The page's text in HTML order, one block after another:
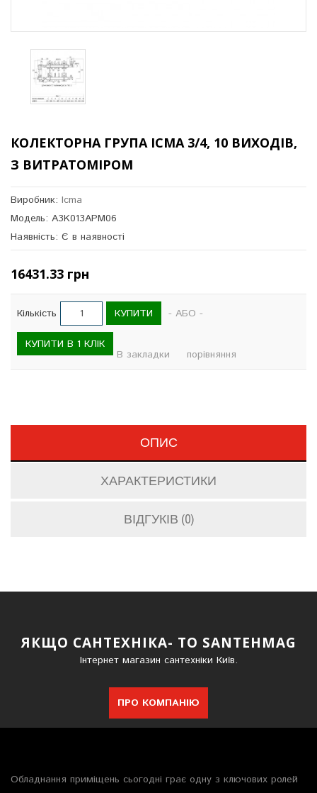
КОЛЕКТОРНА ГРУПА ICMA 3/4, 10 ВИХОДІВ,
З ВИТРАТОМІРОМ
Виробник: Icma
Модель: A3K013APM06
Наявність: Є в наявності
16431.33 грн
Кількість КУПИТИ - АБО -
КУПИТИ В 1 КЛІК
В закладки порівняння
ОПИС
ХАРАКТЕРИСТИКИ
ВІДГУКІВ (0)
ЯКЩО САНТЕХНІКА- ТО SANTEHMAG
Інтернет магазин сантехніки Київ.
ПРО КОМПАНІЮ
Обладнання приміщень сьогодні грає одну з ключових ролей